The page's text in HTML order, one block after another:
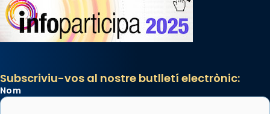
Subscriviu-vos al nostre butlletí electrònic:
Nom